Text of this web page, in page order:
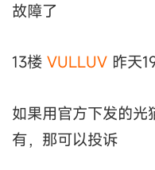
故障了
13楼 VULLUV 昨天
如果用官方下发的光
有，那可以投诉